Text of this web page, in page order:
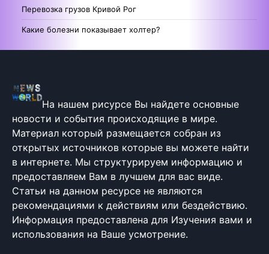
Перевозка грузов Кривой Рог
Какие болезни показывает холтер?
На нашем рисурсе Вы найдете основные
новости и события происходящие в мире.
Материал который размещается собран из
открытых источников которые вы можете найти
в интернете. Мы структурируем информацию и
предоставляем Вам в лучшем для вас виде.
Статьи на данном ресурсе не являются
рекомендациями к действиям или бездействию.
Информация предоставлена для Изучения вами и
использования на Ваше усмотрение.